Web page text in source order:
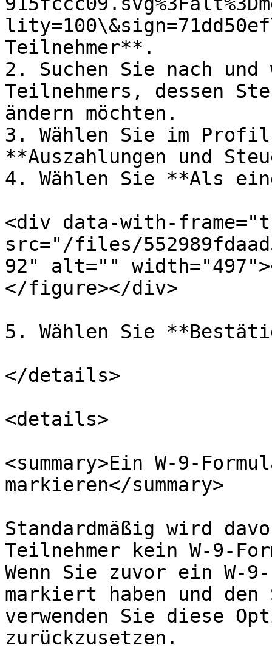
Teilnehmer**.
2. Suchen Sie nach und
Teilnehmers, dessen
ändern möchten.
3. Wählen Sie im Profil
**Auszahlungen und
4. Wählen Sie **Als
<div data-with-
src="/files/
92" alt=""
</figure></div>
5. Wählen Sie
</details>
<details>
<summary>Ein W-9-
markieren</summary>
Standardmäßig wird
Teilnehmer kein W-9-
Wenn Sie zuvor ein W-
markiert haben und den
verwenden Sie diese
zurückzusetzen.